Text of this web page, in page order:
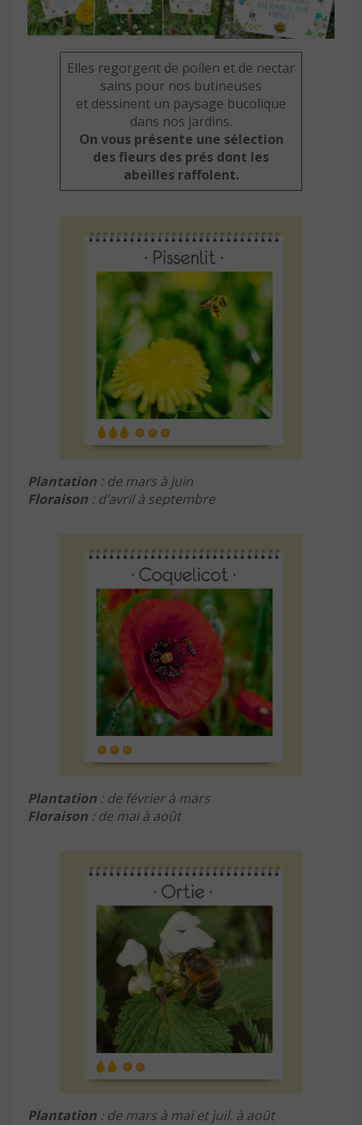
Elles regorgent de pollen et de nectar
sains pour nos butineuses
et dessinent un paysage bucolique
dans nos jardins.
On vous présente une sélection
des fleurs des prés dont les
abeilles raffolent.
Plantation : de mars à juin
Floraison : d’avril à septembre
Plantation : de février à mars
Floraison : de mai à août
Plantation : de mars à mai et juil. à août